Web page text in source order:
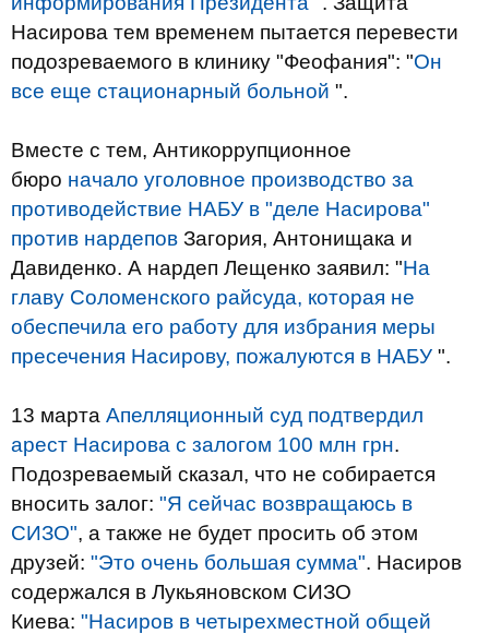
Насирова тем временем пытается перевести
подозреваемого в клинику "Феофания": "Он
все еще стационарный больной ".
Вместе с тем, Антикоррупционное
бюро начало уголовное производство за
противодействие НАБУ в "деле Насирова"
против нардепов Загория, Антонищака и
Давиденко. А нардеп Лещенко заявил: "На
главу Соломенского райсуда, которая не
обеспечила его работу для избрания меры
пресечения Насирову, пожалуются в НАБУ ".
13 марта Апелляционный суд подтвердил
арест Насирова с залогом 100 млн грн.
Подозреваемый сказал, что не собирается
вносить залог: "Я сейчас возвращаюсь в
СИЗО", а также не будет просить об этом
друзей: "Это очень большая сумма". Насиров
содержался в Лукьяновском СИЗО
Киева: "Насиров в четырехместной общей